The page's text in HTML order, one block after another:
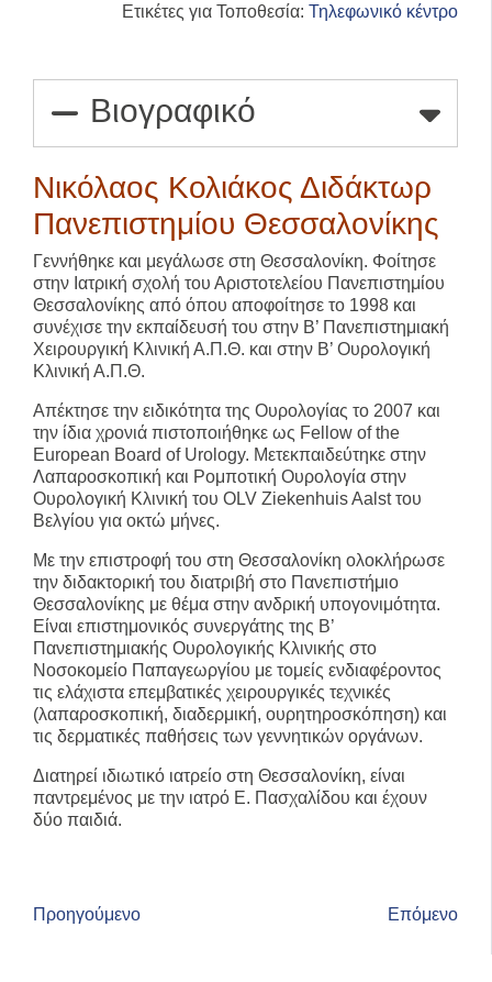
Ετικέτες για Τοποθεσία: Τηλεφωνικό κέντρο
Βιογραφικό
Νικόλαος Κολιάκος Διδάκτωρ
Πανεπιστημίου Θεσσαλονίκης
Γεννήθηκε και μεγάλωσε στη Θεσσαλονίκη. Φοίτησε
στην Ιατρική σχολή του Αριστοτελείου Πανεπιστημίου
Θεσσαλονίκης από όπου αποφοίτησε το 1998 και
συνέχισε την εκπαίδευσή του στην Β’ Πανεπιστημιακή
Χειρουργική Κλινική Α.Π.Θ. και στην Β’ Ουρολογική
Κλινική Α.Π.Θ.
Απέκτησε την ειδικότητα της Ουρολογίας το 2007 και
την ίδια χρονιά πιστοποιήθηκε ως Fellow of the
European Board of Urology. Μετεκπαιδεύτηκε στην
Λαπαροσκοπική και Ρομποτική Ουρολογία στην
Ουρολογική Κλινική του OLV Ziekenhuis Aalst του
Βελγίου για οκτώ μήνες.
Με την επιστροφή του στη Θεσσαλονίκη ολοκλήρωσε
την διδακτορική του διατριβή στο Πανεπιστήμιο
Θεσσαλονίκης με θέμα στην ανδρική υπογονιμότητα.
Είναι επιστημονικός συνεργάτης της Β’
Πανεπιστημιακής Ουρολογικής Κλινικής στο
Νοσοκομείο Παπαγεωργίου με τομείς ενδιαφέροντος
τις ελάχιστα επεμβατικές χειρουργικές τεχνικές
(λαπαροσκοπική, διαδερμική, ουρητηροσκόπηση) και
τις δερματικές παθήσεις των γεννητικών οργάνων.
Διατηρεί ιδιωτικό ιατρείο στη Θεσσαλονίκη, είναι
παντρεμένος με την ιατρό Ε. Πασχαλίδου και έχουν
δύο παιδιά.
Προηγούμενο Επόμενο